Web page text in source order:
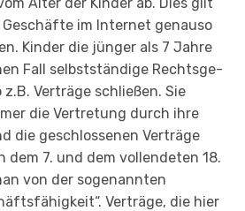
im Internet genauso
Kinder die jünger als 7 Jahre
Fall selbstständige Rechts­ge­
Verträge schließen. Sie
die Vertretung durch ihre
die geschlossenen Verträge
dem 7. und dem vollendeten 18.
von der sogenannten
Verträge, die hier